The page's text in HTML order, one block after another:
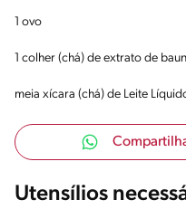
1 ovo
1 colher (chá) de extrato de
meia xícara (chá) de Leite
Utensílios